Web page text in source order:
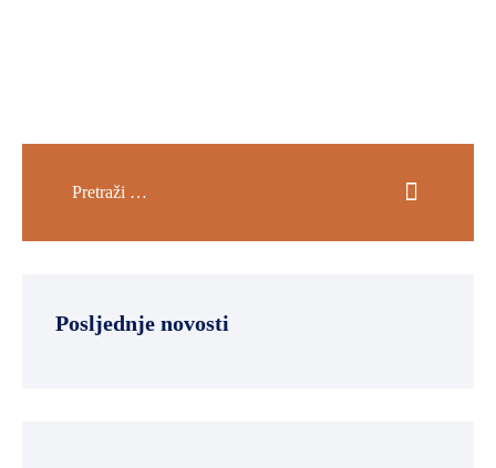
Posljednje novosti